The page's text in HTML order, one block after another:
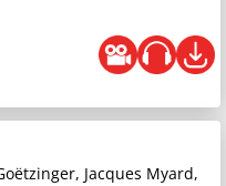
Jacques Myard,